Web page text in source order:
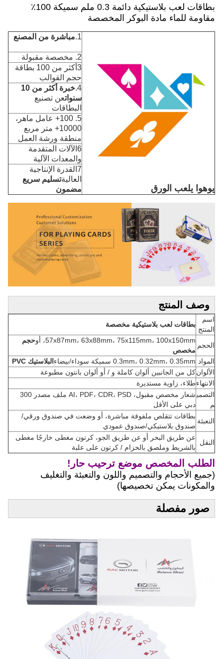
بطاقات لعب بلاستيكية دائمة 0.3 ملم سميكة 100٪
مقاومة للماء مادة البوكر المخصصة
يوهوا يلعب الورق
1. مباشرة من المصنع
2. مخصصة مقبولة
3أكثر من 100 بطاقة
حجم القوالب
4.
خبرة أكثر من 10
سنواتعن تصنيع
البطاقات
5. 100+ عامل ماهر،
10000+ متر مربع
منطقة ورشة العمل
6الآلات المتقدمة
والمعدات الآلية
7القدرة الإنتاجية
العاليةتسليم سريع
مضمون
وصف المنتج
اسم
المنتج
بطاقات لعب بلاستيكية مخصصة
الحجم
57x87mm، 63x88mm، 75x115mm، 100x150mm، أو
حجم
مخصص
المواد 0.3mm، 0.32mm، 0.35mm سميكة سوداء/بيضاء
البلاستيك PVC
الألوانكل من الجانبين ألوان كاملة و / أو ألوان بانتون مطبوعة
الانتهاءطلاء، زاوية مستديرة
التصمي
م
شعار مخصص مقبول، AI، PDF، CDR، PSD ملف مصدر 300
دبي على الأقل
التعبئة
بطاقات تتقلص ملفوفة مباشرة، أو وضعت في صندوق ورقي/
صندوق بلاستيكي/صندوق عمودي
النقل
عن طريق البحر أو عن طريق الجو، كرتون مغطى خارجًا مغطى
بالشريط وملصق بالحزام / كرتون على علبة
الطلب المخصص موضع ترحيب حار!
(جميع الأحجام والتصميم واللون والتعبئة والتغليف
والمكونات يمكن تخصيصها)
صور مفصلة